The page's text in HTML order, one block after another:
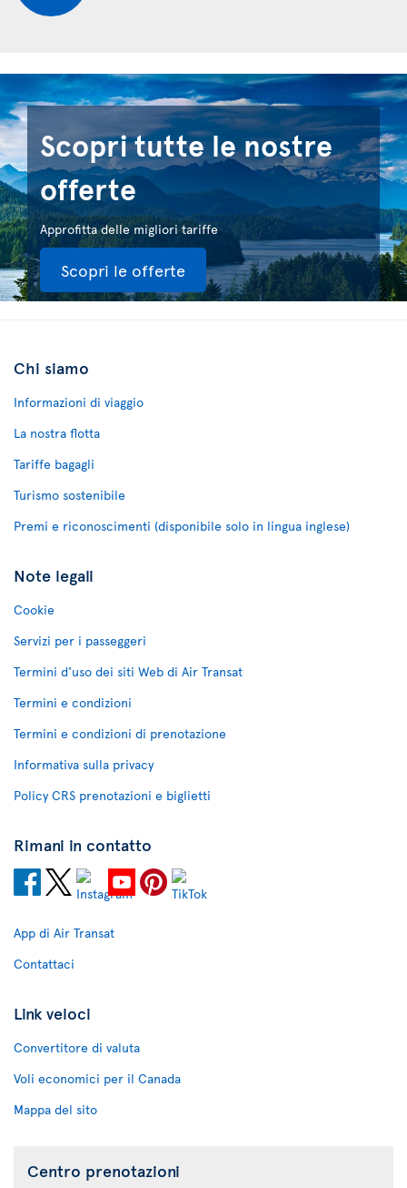
Scopri tutte le nostre
offerte
Approfitta delle migliori tariffe
Scopri le offerte
Chi siamo
Informazioni di viaggio
La nostra flotta
Tariffe bagagli
Turismo sostenibile
Premi e riconoscimenti (disponibile solo in lingua inglese)
Note legali
Cookie
Servizi per i passeggeri
Termini d'uso dei siti Web di Air Transat
Termini e condizioni
Termini e condizioni di prenotazione
Informativa sulla privacy
Policy CRS prenotazioni e biglietti
Rimani in contatto
App di Air Transat
Contattaci
Link veloci
Convertitore di valuta
Voli economici per il Canada
Mappa del sito
Centro prenotazioni